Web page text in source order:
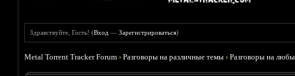
Здравствуйте, Гость! (Вход —Зарегистрироваться)
Metal Torrent Tracker Forum ›Разговоры на различные темы ›Разговоры на